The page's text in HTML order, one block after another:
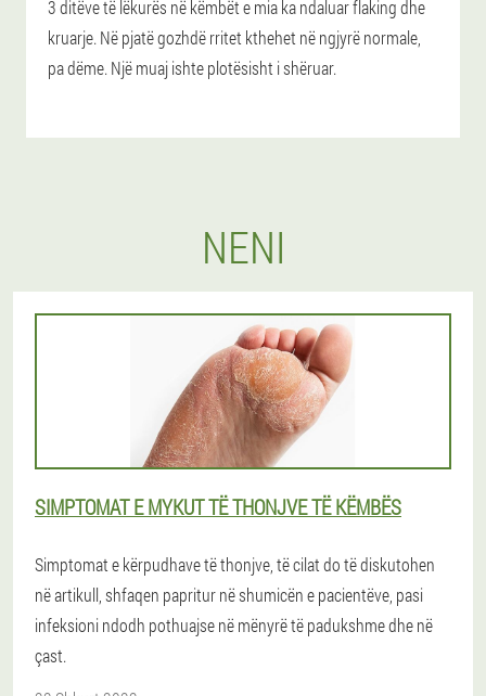
3 ditëve të lëkurës në këmbët e mia ka ndaluar flaking dhe
kruarje. Në pjatë gozhdë rritet kthehet në ngjyrë normale,
pa dëme. Një muaj ishte plotësisht i shëruar.
NENI
SIMPTOMAT E MYKUT TË THONJVE TË KËMBËS
Simptomat e kërpudhave të thonjve, të cilat do të diskutohen
në artikull, shfaqen papritur në shumicën e pacientëve, pasi
infeksioni ndodh pothuajse në mënyrë të padukshme dhe në
çast.